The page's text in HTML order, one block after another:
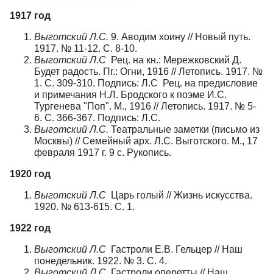
1917 год
Выготский Л.С. 9. Аводим хоину // Новый путь.
1917. № 11-12. С. 8-10.
Выготский Л.С Рец. на кн.: Мережковский Д.
Будет радость. Пг.: Огни, 1916 // Летопись. 1917. №
1. С. 309-310. Подпись: Л.С Рец. на предисловие
и примечания Н.Л. Бродского к поэме И.С.
Тургенева "Поп". М., 1916 // Летопись. 1917. № 5-
6. С. 366-367. Подпись: Л.С.
Выготский Л.С. Театральные заметки (письмо из
Москвы) // Семейный арх. Л.С. Выготского. М., 17
февраля 1917 г. 9 с. Рукопись.
1920 год
Выготский Л.С Царь голый // Жизнь искусства.
1920. № 613-615. С. 1.
1922 год
Выготский Л.С Гастроли Е.В. Гельцер // Наш
понедельник. 1922. № 3. С. 4.